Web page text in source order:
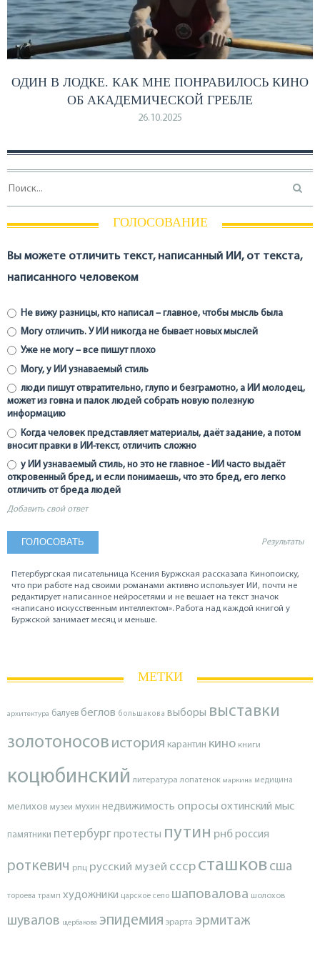
ОДИН В ЛОДКЕ. КАК МНЕ ПОНРАВИЛОСЬ КИНО
ОБ АКАДЕМИЧЕСКОЙ ГРЕБЛЕ
26.10.2025
ГОЛОСОВАНИЕ
Вы можете отличить текст, написанный ИИ, от текста,
написанного человеком
Не вижу разницы, кто написал – главное, чтобы мысль была
Могу отличить. У ИИ никогда не бывает новых мыслей
Уже не могу – все пишут плохо
Могу, у ИИ узнаваемый стиль
люди пишут отвратительно, глупо и безграмотно, а ИИ молодец,
может из говна и палок людей собрать новую полезную
информацию
Когда человек представляет материалы, даёт задание, а потом
вносит правки в ИИ-текст, отличить сложно
у ИИ узнаваемый стиль, но это не главное - ИИ часто выдаёт
откровенный бред, и если понимаешь, что это бред, его легко
отличить от бреда людей
Добавить свой ответ
Результаты
Петербургская писательница Ксения Буржская рассказала Кинопоиску,
что при работе над своими романами активно использует ИИ, почти не
редактирует написанное нейросетями и не вешает на текст значок
«написано искусственным интеллектом». Работа над каждой книгой у
Буржской занимает месяц и меньше.
МЕТКИ
архитектура балуев беглов большакова выборы выставки
золотоносов история карантин кино книги
коцюбинский литература лопатенок маркина медицина
мелихов музеи мухин недвижимость опросы охтинский мыс
памятники петербургпротесты путин рнброссия
роткевич рпц русский музей ссср сташков сша
тороева трамп художники царское село шаповалова шолохов
шувалов щербакова эпидемия эрарта эрмитаж